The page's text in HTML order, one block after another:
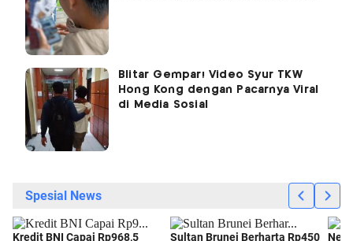
Blitar Gempar! Video Syur TKW
Hong Kong dengan Pacarnya Viral
di Media Sosial